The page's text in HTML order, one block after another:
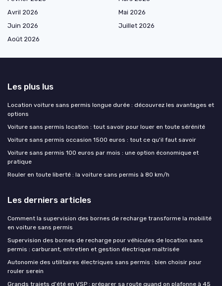
Avril 2026
Mai 2026
Juin 2026
Juillet 2026
Août 2026
Les plus lus
Location voiture sans permis longue durée : découvrez les avantages et
options
Voiture sans permis location : tout savoir pour louer en toute sérénité
Voiture sans permis occasion 1500 euros : tout ce qu'il faut savoir
Voiture sans permis 100 euros par mois : une option économique et
pratique
Rouler en toute liberté : la voiture sans permis à 80 km/h
Les derniers articles
Comment la supervision des bornes de recharge transforme la mobilité
en voiture sans permis
Supervision des bornes de recharge pour véhicules de location sans
permis : carburant, entretien et gestion électrique maîtrisée
Autonomie des utilitaires électriques sans permis : bien choisir pour
rouler serein
Grands trajets d'été en VSP : préparer sa route quand on plafonne à 45